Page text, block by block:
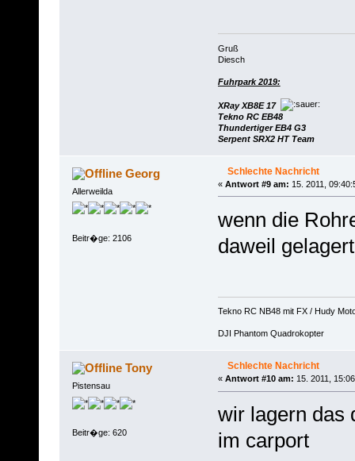
Gruß
Diesch
Fuhrpark 2019:
XRay XB8E 17
Tekno RC EB48
Thundertiger EB4 G3
Serpent SRX2 HT Team
Georg
Allerweilda
Beitr�ge: 2106
Schlechte Nachricht
« Antwort #9 am: 15. 2011,
wenn die
daweil
Tekno RC NB48 mit FX / Hudy
DJI Phantom Quadrokopter
Tony
Pistensau
Beitr�ge: 620
Schlechte Nachricht
« Antwort #10 am: 15. 2011,
wir lagern das
im carport